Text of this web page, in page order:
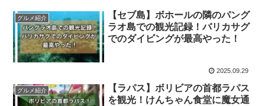
グルメ紹介
【セブ島】ボホールの隣のパング
ラオ島での観光記録！バリカサグ
でのダイビングが最高やった！
2025.09.29
グルメ紹介
【ラパス】ボリビアの首都ラパス
を観光！けんちゃん食堂に魔女通